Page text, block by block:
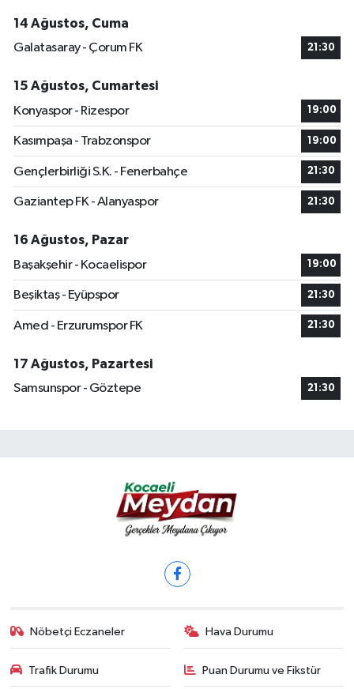
14 Ağustos, Cuma
Galatasaray - Çorum FK
21:30
15 Ağustos, Cumartesi
Konyaspor - Rizespor
19:00
Kasımpaşa - Trabzonspor 19:00
Gençlerbirliği S.K. - Fenerbahçe 21:30
Gaziantep FK - Alanyaspor 21:30
16 Ağustos, Pazar
Başakşehir - Kocaelispor
19:00
Beşiktaş - Eyüpspor 21:30
Amed - Erzurumspor FK 21:30
17 Ağustos, Pazartesi
Samsunspor - Göztepe
21:30
Nöbetçi Eczaneler Hava Durumu
Trafik Durumu Puan Durumu ve Fikstür